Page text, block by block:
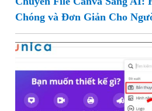
Chóng và Đơn Giản Cho